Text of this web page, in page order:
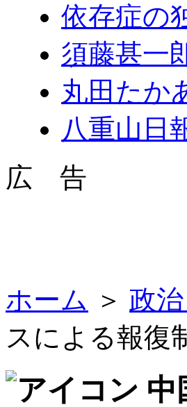
依存症の
須藤甚一
丸田たか
八重山日
広 告
ホーム ＞ 政
スによる報復
中